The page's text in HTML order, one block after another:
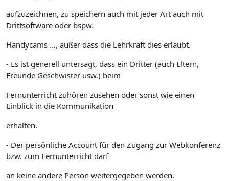
aufzuzeichnen, zu speichern auch mit jeder Art auch mit
Drittsoftware oder bspw.
Handycams …, außer dass die Lehrkraft dies erlaubt.
- Es ist generell untersagt, dass ein Dritter (auch Eltern,
Freunde Geschwister usw.) beim
Fernunterricht zuhören zusehen oder sonst wie einen
Einblick in die Kommunikation
erhalten.
- Der persönliche Account für den Zugang zur Webkonferenz
bzw. zum Fernunterricht darf
an keine andere Person weitergegeben werden.